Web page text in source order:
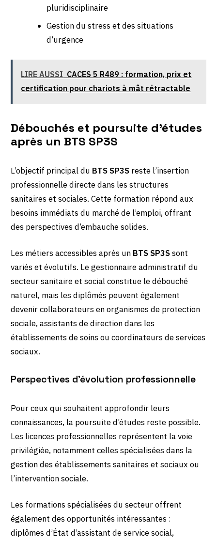
pluridisciplinaire
Gestion du stress et des situations
d’urgence
LIRE AUSSI CACES 5 R489 : formation, prix et
certification pour chariots à mât rétractable
Débouchés et poursuite d’études
après un BTS SP3S
L’objectif principal du BTS SP3S reste l’insertion
professionnelle directe dans les structures
sanitaires et sociales. Cette formation répond aux
besoins immédiats du marché de l’emploi, offrant
des perspectives d’embauche solides.
Les métiers accessibles après un BTS SP3Ssont
variés et évolutifs. Le gestionnaire administratif du
secteur sanitaire et social constitue le débouché
naturel, mais les diplômés peuvent également
devenir collaborateurs en organismes de protection
sociale, assistants de direction dans les
établissements de soins ou coordinateurs de services
sociaux.
Perspectives d’évolution professionnelle
Pour ceux qui souhaitent approfondir leurs
connaissances, la poursuite d’études reste possible.
Les licences professionnelles représentent la voie
privilégiée, notamment celles spécialisées dans la
gestion des établissements sanitaires et sociaux ou
l’intervention sociale.
Les formations spécialisées du secteur offrent
également des opportunités intéressantes :
diplômes d’État d’assistant de service social,